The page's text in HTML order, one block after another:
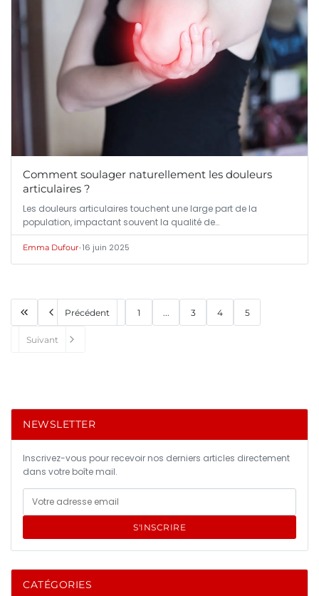
Comment soulager naturellement les douleurs
articulaires ?
Les douleurs articulaires touchent une large part de la
population, impactant souvent la qualité de…
Emma Dufour•16 juin 2025
Précédent 1 ... 3 4 5
Suivant
NEWSLETTER
Inscrivez-vous pour recevoir nos derniers articles directement
dans votre boîte mail.
S'INSCRIRE
CATÉGORIES